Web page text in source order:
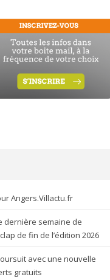
Angers.Villactu.fr
dernière semaine de
de fin de l’édition 2026
avec une nouvelle
gratuits